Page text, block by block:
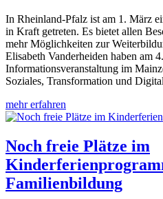
In Rheinland-Pfalz ist am 1. März
in Kraft getreten. Es bietet allen
mehr Möglichkeiten zur
Elisabeth Vanderheiden haben am
Informationsveranstaltung im
Soziales, Transformation und
mehr erfahren
Noch freie Plätze im
Familienbildung